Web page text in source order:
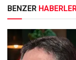
BENZER